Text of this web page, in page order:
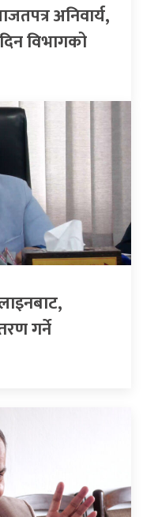
अनिवार्य,
विभागको
गर्ने